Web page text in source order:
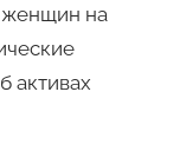
женщин на
активах